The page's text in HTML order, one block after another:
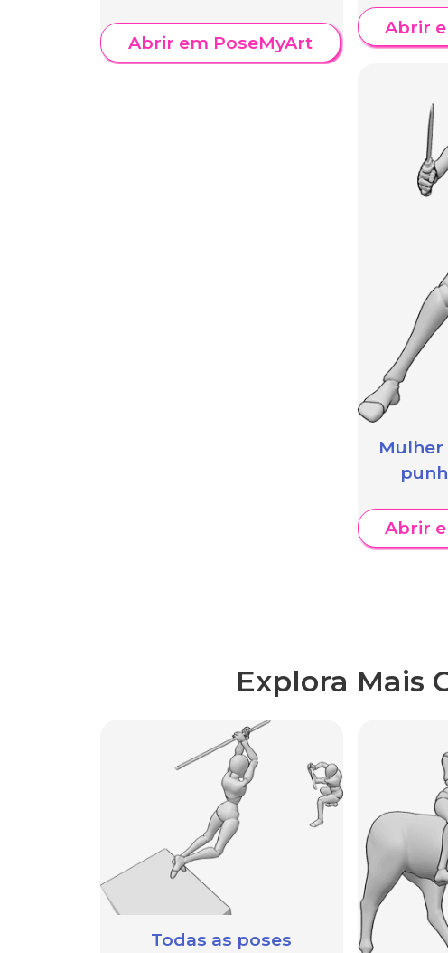
Abrir em PoseMyArt
Abrir
Mulher
Abrir
Explora Mais
Todas as poses